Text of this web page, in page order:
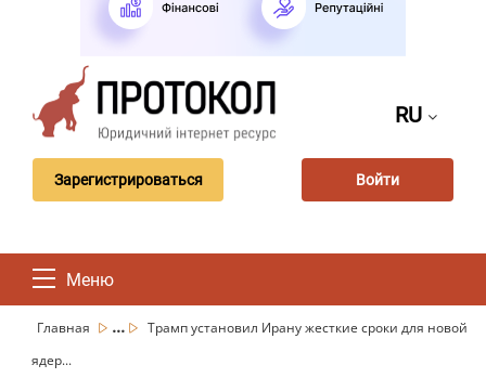
RU
Зарегистрироваться Войти
Меню
Главная ...
Трамп установил Ирану жесткие сроки для новой
ядер...